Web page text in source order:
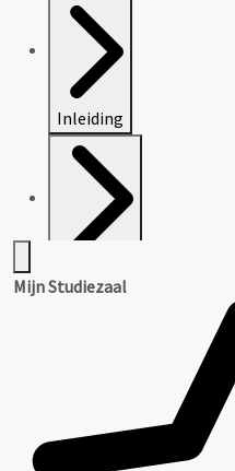
Inleiding
Mijn Studiezaal